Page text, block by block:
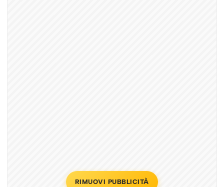
RIMUOVI PUBBLICITÀ